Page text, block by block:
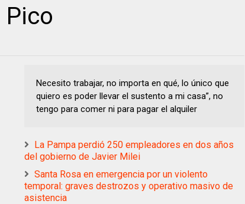
Pico
Necesito trabajar, no importa en qué, lo único que
quiero es poder llevar el sustento a mi casa”, no
tengo para comer ni para pagar el alquiler
La Pampa perdió 250 empleadores en dos años
del gobierno de Javier Milei
Santa Rosa en emergencia por un violento
temporal: graves destrozos y operativo masivo de
asistencia